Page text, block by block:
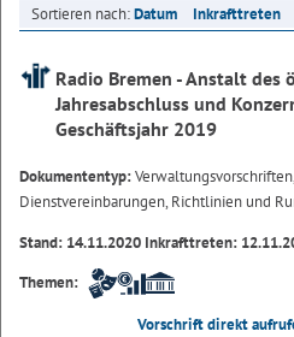
Sortieren nach:Datum Inkrafttreten
Radio Bremen - Anstalt des
Jahresabschluss und
Geschäftsjahr 2019
Dokumententyp:
Dienstvereinbarungen, Richtlinien und
Stand: 14.11.2020 Inkrafttreten:
Themen:
Vorschrift direkt